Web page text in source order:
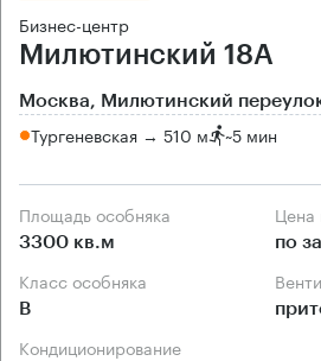
Бизнес-центр
Милютинский 18А
Москва, Милютинский
Тургеневская → 510 м ~5 мин
Площадь особняка
3300 кв.м по
Класс особняка
B
Кондиционирование